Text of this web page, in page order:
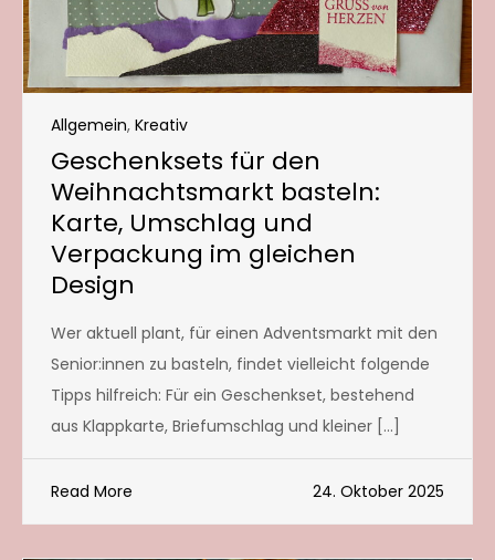
Allgemein, Kreativ
Geschenksets für den
Weihnachtsmarkt basteln:
Karte, Umschlag und
Verpackung im gleichen
Design
Wer aktuell plant, für einen Adventsmarkt mit den
Senior:innen zu basteln, findet vielleicht folgende
Tipps hilfreich: Für ein Geschenkset, bestehend
aus Klappkarte, Briefumschlag und kleiner […]
Read More 24. Oktober 2025